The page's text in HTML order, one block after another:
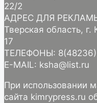
22/2
АДРЕС ДЛЯ
Тверская область,
17
ТЕЛЕФОНЫ:
E-MAIL: ksha@list.ru
При использовании
сайта kimrypress.ru